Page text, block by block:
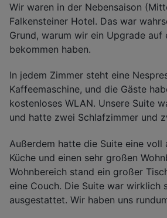
Wir waren in der Nebensaison
Falkensteiner Hotel. Das war
Grund, warum wir ein Upgrade auf
bekommen haben.
In jedem Zimmer steht eine
Kaffeemaschine, und die Gäste
kostenloses WLAN. Unsere Suite
und hatte zwei Schlafzimmer und
Außerdem hatte die Suite eine voll
Küche und einen sehr großen
Wohnbereich stand ein großer
eine Couch. Die Suite war wirklich
ausgestattet. Wir haben uns